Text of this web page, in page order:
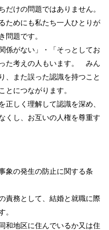
だけの問題ではありません。
ためにも私たち一人ひとりが
問題です。
係がない」・「そっとしてお
た考えの人もいます。 みん
、また誤った認識を持つこと
とにつながります。
正しく理解して認識を深め、
くし、お互いの人権を尊重す
象の発生の防止に関する条
責務として、結婚と就職に際
。
和地区に住んでいるか又は住